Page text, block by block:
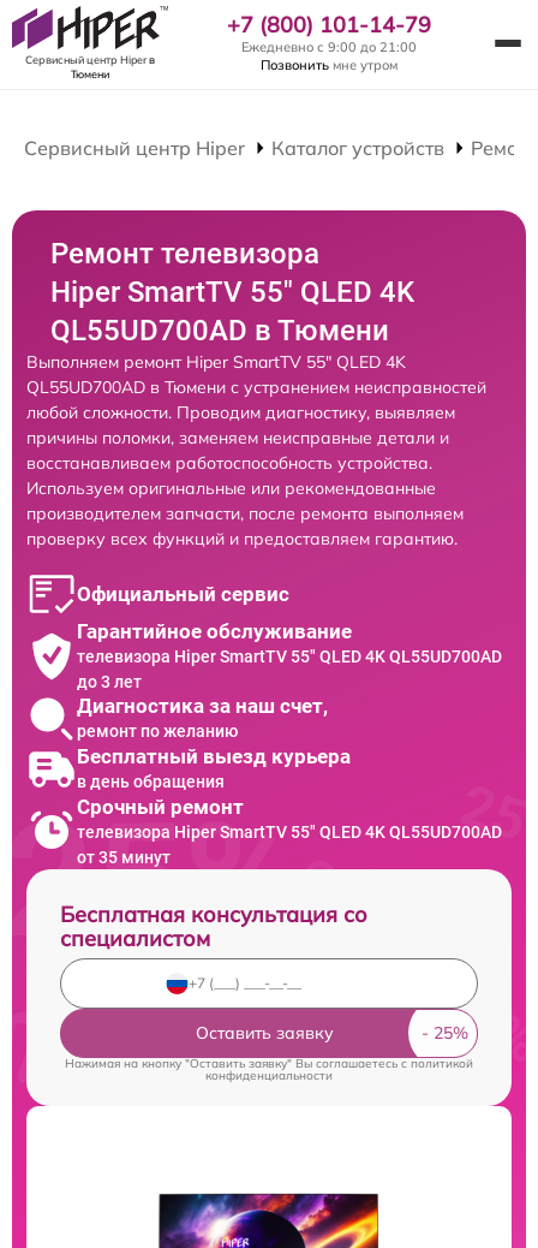
Сервисный центр Hiperв
Тюмени
+7 (800) 101-14-79
Ежедневно с 9:00 до 21:00
Позвонить мне утром
Сервисный центр Hiper Каталог устройств
Ремонт телевизора
Hiper SmartTV 55" QLED 4K
QL55UD700AD в Тюмени
Выполняем ремонт Hiper SmartTV 55" QLED 4K
QL55UD700AD в Тюмени с устранением неисправностей
любой сложности. Проводим диагностику, выявляем
причины поломки, заменяем неисправные детали и
восстанавливаем работоспособность устройства.
Используем оригинальные или рекомендованные
производителем запчасти, после ремонта выполняем
проверку всех функций и предоставляем гарантию.
Официальный сервис
Гарантийное обслуживание
телевизора Hiper SmartTV 55" QLED 4K QL55UD700AD
до 3 лет
Диагностика за наш счет,
ремонт по желанию
Бесплатный выезд курьера
в день обращения
Срочный ремонт
телевизора Hiper SmartTV 55" QLED 4K QL55UD700AD
от 35 минут
Бесплатная консультация со
специалистом
Оставить заявку
Нажимая на кнопку "Оставить заявку" Вы соглашаетесь cполитикой
конфиденциальности